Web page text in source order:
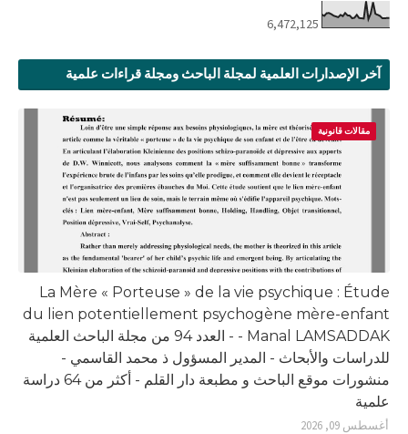
6,472,125
آخر الإصدارات العلمية لمجلة الباحث ومجلة قراءات علمية
مقالات قانونية
La Mère « Porteuse » de la vie psychique : Étude
du lien potentiellement psychogène mère-enfant
- Manal LAMSADDAK - العدد 94 من مجلة الباحث العلمية
للدراسات والأبحاث - المدير المسؤول ذ محمد القاسمي -
منشورات موقع الباحث و مطبعة دار القلم - أكثر من 64 دراسة
علمية
أغسطس 09, 2026